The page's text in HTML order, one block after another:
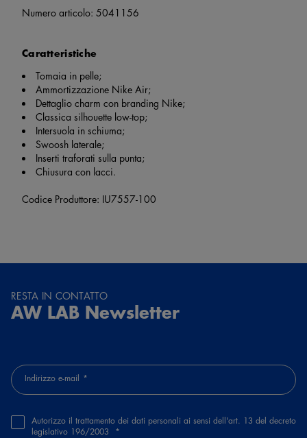
Numero articolo: 5041156
Caratteristiche
Tomaia in pelle;
Ammortizzazione Nike Air;
Dettaglio charm con branding Nike;
Classica silhouette low-top;
Intersuola in schiuma;
Swoosh laterale;
Inserti traforati sulla punta;
Chiusura con lacci.
Codice Produttore: IU7557-100
RESTA IN CONTATTO
AW LAB Newsletter
Indirizzo e-mail
Autorizzo il trattamento dei dati personali ai sensi dell'art. 13 del decreto
legislativo 196/2003